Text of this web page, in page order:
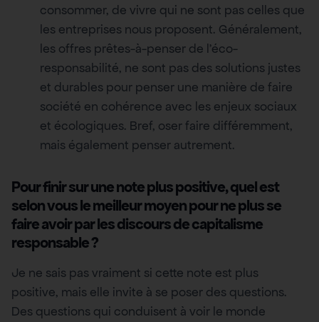
consommer, de vivre qui ne sont pas celles que
les entreprises nous proposent. Généralement,
les offres prêtes-à-penser de l’éco-
responsabilité, ne sont pas des solutions justes
et durables pour penser une manière de faire
société en cohérence avec les enjeux sociaux
et écologiques. Bref, oser faire différemment,
mais également penser autrement.
Pour finir sur une note plus positive, quel est
selon vous le meilleur moyen pour ne plus se
faire avoir par les discours de capitalisme
responsable ?
Je ne sais pas vraiment si cette note est plus
positive, mais elle invite à se poser des questions.
Des questions qui conduisent à voir le monde